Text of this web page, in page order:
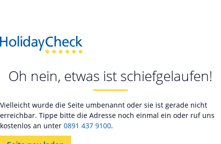
Oh nein, etwas ist schiefgelaufen!
Vielleicht wurde die Seite umbenannt oder sie ist gerade nicht
erreichbar. Tippe bitte die Adresse noch einmal ein oder ruf uns
kostenlos an unter 0891 437 9100.